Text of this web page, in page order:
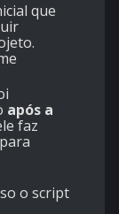
que
após a
faz
o script